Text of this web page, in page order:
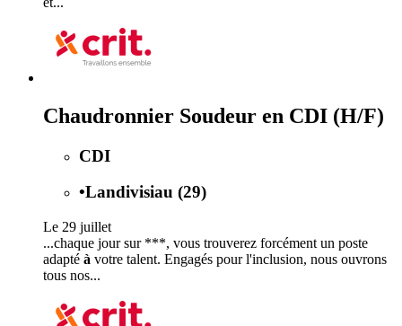
Chaudronnier Soudeur en CDI (H/F)
CDI
•Landivisiau (29)
Le 29 juillet
...chaque jour sur ***, vous trouverez forcément un poste
adapté à votre talent. Engagés pour l'inclusion, nous ouvrons
tous nos...